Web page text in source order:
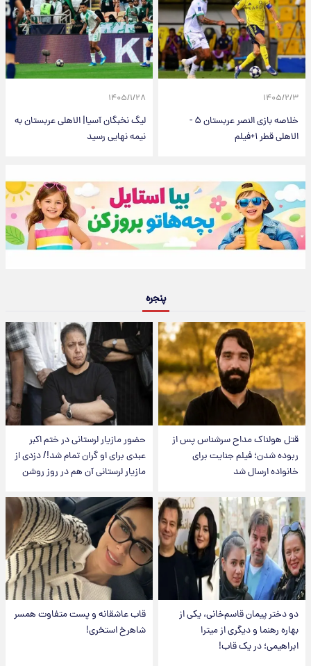
۱۴۰۵/۲/۳
خلاصه بازی النصر عربستان ۵ -
الاهلی قطر ۱+فیلم
۱۴۰۵/۱/۲۸
لیگ نخبگان آسیا| الاهلی عربستان به
نیمه‌ نهایی رسید
پنجره
قتل هولناک مداح سرشناس پس از
ربوده شدن؛ فیلم جنایت برای
خانواده ارسال شد
حضور مازیار لرستانی در ختم اکبر
عبدی برای او گران تمام شد!/ دزدی از
مازیار لرستانی آن هم در روز روشن
دو دختر پیمان قاسم‌خانی، یکی از
بهاره رهنما و دیگری از میترا
ابراهیمی؛ در یک قاب!
قاب عاشقانه و پست متفاوت همسر
شاهرخ استخری!